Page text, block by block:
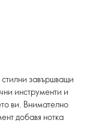
завършващи
инструменти и
ви. Внимателно
добавя нотка